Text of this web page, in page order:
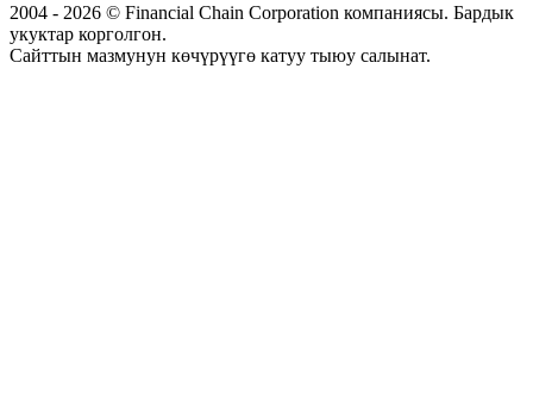
2004 - 2026 © Financial Chain Corporation компаниясы. Бардык
укуктар корголгон.
Сайттын мазмунун көчүрүүгө катуу тыюу салынат.